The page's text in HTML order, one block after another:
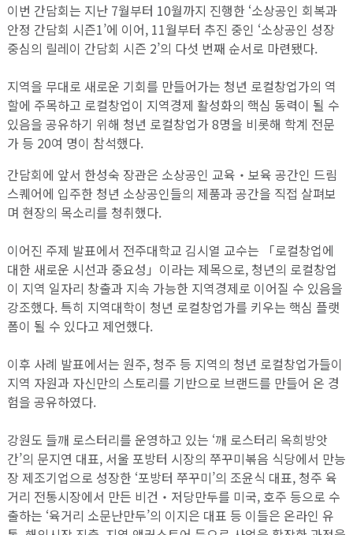
이번 간담회는 지난 7월부터 10월까지 진행한 ‘소상공인 회복과
안정 간담회 시즌1’에 이어, 11월부터 추진 중인 ‘소상공인 성장
중심의 릴레이 간담회 시즌 2’의 다섯 번째 순서로 마련됐다.
지역을 무대로 새로운 기회를 만들어가는 청년 로컬창업가의 역
할에 주목하고 로컬창업이 지역경제 활성화의 핵심 동력이 될 수
있음을 공유하기 위해 청년 로컬창업가 8명을 비롯해 학계 전문
가 등 20여 명이 참석했다.
간담회에 앞서 한성숙 장관은 소상공인 교육‧보육 공간인 드림
스퀘어에 입주한 청년 소상공인들의 제품과 공간을 직접 살펴보
며 현장의 목소리를 청취했다.
이어진 주제 발표에서 전주대학교 김시열 교수는 「로컬창업에
대한 새로운 시선과 중요성」이라는 제목으로, 청년의 로컬창업
이 지역 일자리 창출과 지속 가능한 지역경제로 이어질 수 있음을
강조했다. 특히 지역대학이 청년 로컬창업가를 키우는 핵심 플랫
폼이 될 수 있다고 제언했다.
이후 사례 발표에서는 원주, 청주 등 지역의 청년 로컬창업가들이
지역 자원과 자신만의 스토리를 기반으로 브랜드를 만들어 온 경
험을 공유하였다.
강원도 들깨 로스터리를 운영하고 있는 ‘깨 로스터리 옥희방앗
간’의 문지연 대표, 서울 포방터 시장의 쭈꾸미볶음 식당에서 만능
장 제조기업으로 성장한 ‘포방터 쭈꾸미’의 조윤식 대표, 청주 육
거리 전통시장에서 만든 비건‧저당만두를 미국, 호주 등으로 수
출하는 ‘육거리 소문난만두’의 이지은 대표 등 이들은 온라인 유